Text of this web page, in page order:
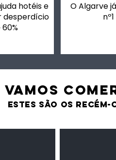
hotéis e
desperdício
O Algarve
VAMOS
estes são os recém-